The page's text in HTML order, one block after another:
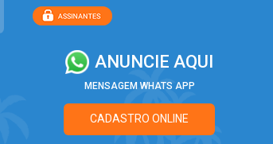
ANUNCIE AQUI
MENSAGEM WHATS APP
CADASTRO ONLINE